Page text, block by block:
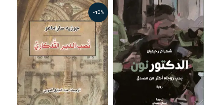
-10%